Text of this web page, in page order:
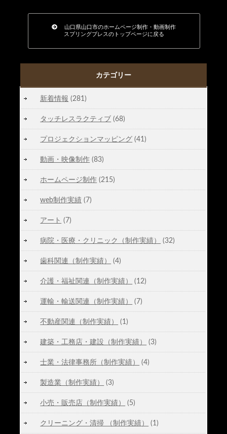
山口県山口市のホームページ制作・動画制作
スプリングブレスのトップページに戻る
カテゴリー
新着情報 (281)
タッチレスラクティブ (68)
プロジェクションマッピング (41)
動画・映像制作 (83)
ホームページ制作 (215)
web制作実績 (7)
アート (7)
病院・医療・クリニック（制作実績） (32)
歯科関連（制作実績） (4)
介護・福祉関連（制作実績） (12)
運輸・輸送関連（制作実績） (7)
不動産関連（制作実績） (1)
建築・工務店・建設（制作実績） (3)
士業・法律事務所（制作実績） (4)
製造業（制作実績） (3)
小売・販売店（制作実績） (5)
クリーニング・清掃 （制作実績） (1)